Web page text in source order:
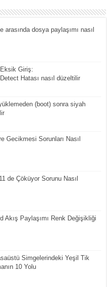
arasında dosya paylaşımı nasıl
Giriş:
Hatası nasıl düzeltilir
(boot) sonra siyah
Gecikmesi Sorunları Nasıl
de Çöküyor Sorunu Nasıl
Akış Paylaşımı Renk Değişikliği
Simgelerindeki Yeşil Tik
10 Yolu